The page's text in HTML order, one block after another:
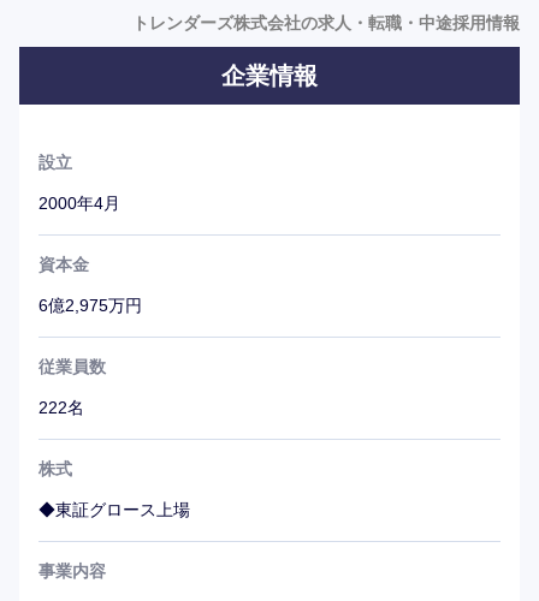
に走っていきたいという情熱のある方を求めている。
トレンダーズ株式会社の求人・転職・中途採用情報
企業情報
設立
2000年4月
資本金
6億2,975万円
従業員数
222名
株式
◆東証グロース上場
事業内容